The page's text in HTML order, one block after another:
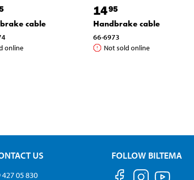
cable
online
1495
Handbrake cable
66-6973
Not sold online
US
427 05 830
FOLLOW BILTEMA